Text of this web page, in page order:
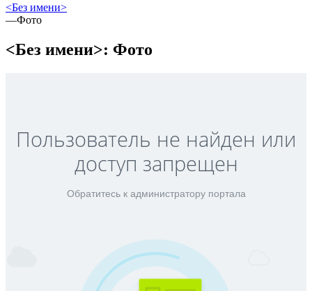
<Без имени>
—Фото
<Без имени>: Фото
Пользователь не найден или
доступ запрещен
Обратитесь к администратору портала